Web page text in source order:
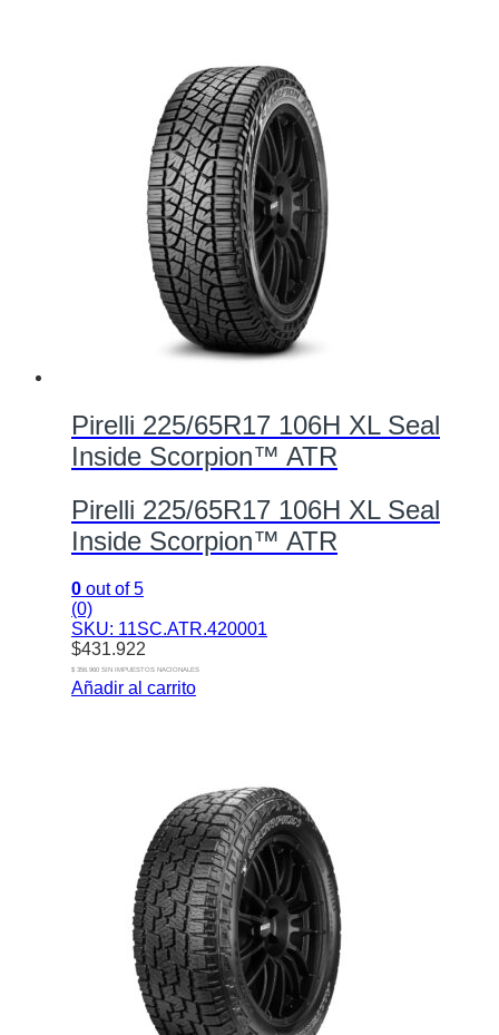
Pirelli 225/65R17 106H XL Seal
Inside Scorpion™ ATR
Pirelli 225/65R17 106H XL Seal
Inside Scorpion™ ATR
0 out of 5
(0)
SKU: 11SC.ATR.420001
$431.922
$ 356.960 SIN IMPUESTOS NACIONALES
Añadir al carrito